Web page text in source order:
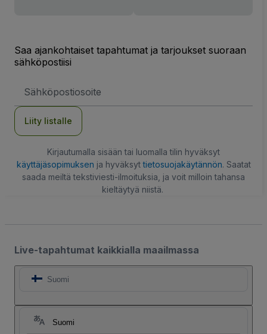
Saa ajankohtaiset tapahtumat ja tarjoukset suoraan
sähköpostiisi
Liity listalle
Kirjautumalla sisään tai luomalla tilin hyväksyt
käyttäjäsopimuksen ja hyväksyttietosuojakäytännön. Saatat
saada meiltä tekstiviesti-ilmoituksia, ja voit milloin tahansa
kieltäytyä niistä.
Live-tapahtumat kaikkialla maailmassa
Suomi
Suomi